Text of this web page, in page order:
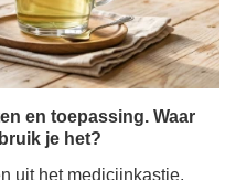
en toepassing. Waar
je het?
Munt is
planten ter wereld,
om zijn karakteristieke